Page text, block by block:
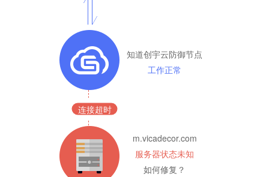
知道创宇云防御节点
工作正常
连接超时
m.vicadecor.com
服务器状态未知
如何修复？